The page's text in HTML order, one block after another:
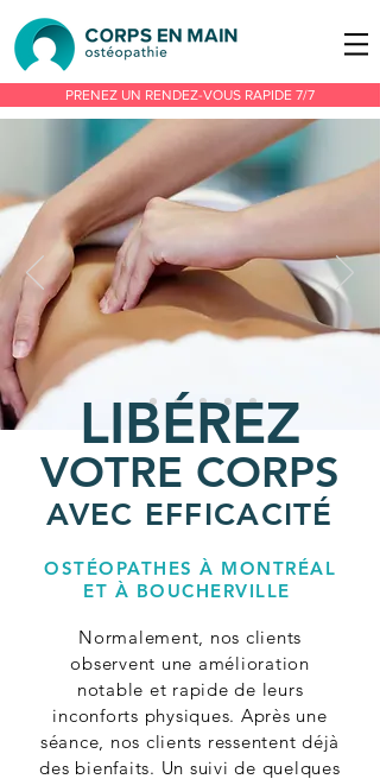
PRENEZ UN RENDEZ-VOUS RAPIDE 7/7
LIBÉREZ
VOTRE CORPS
AVEC EFFICACITÉ
OSTÉOPATHES À MONTRÉAL
ET À BOUCHERVILLE
Normalement, nos clients
observent une amélioration
notable et rapide de leurs
inconforts physiques. Après une
séance, nos clients ressentent déjà
des bienfaits. Un suivi de quelques